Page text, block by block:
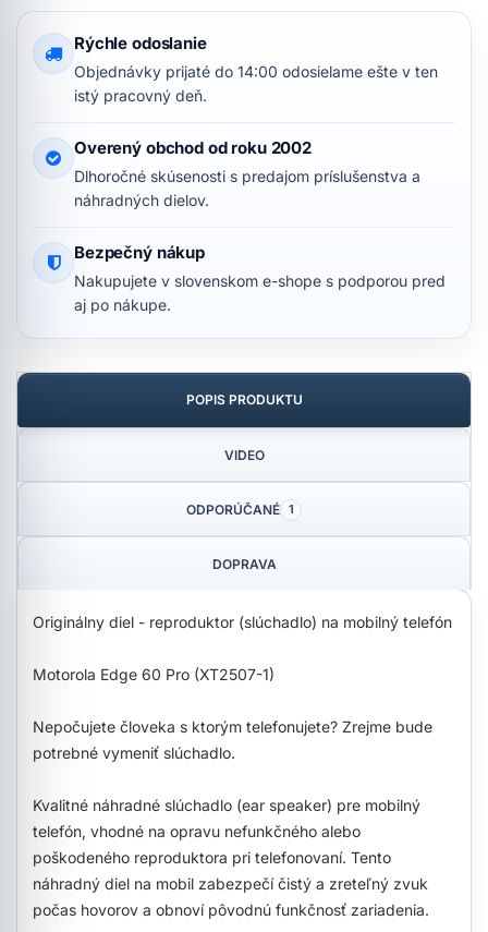
Rýchle odoslanie
Objednávky prijaté do 14:00 odosielame ešte v ten
istý pracovný deň.
Overený obchod od roku 2002
Dlhoročné skúsenosti s predajom príslušenstva a
náhradných dielov.
Bezpečný nákup
Nakupujete v slovenskom e-shope s podporou pred
aj po nákupe.
POPIS PRODUKTU
VIDEO
ODPORÚČANÉ 1
DOPRAVA
Originálny diel - reproduktor (slúchadlo) na mobilný telefón
Motorola Edge 60 Pro (XT2507-1)
Nepočujete človeka s ktorým telefonujete? Zrejme bude
potrebné vymeniť slúchadlo.
Kvalitné náhradné slúchadlo (ear speaker) pre mobilný
telefón, vhodné na opravu nefunkčného alebo
poškodeného reproduktora pri telefonovaní. Tento
náhradný diel na mobil zabezpečí čistý a zreteľný zvuk
počas hovorov a obnoví pôvodnú funkčnosť zariadenia.